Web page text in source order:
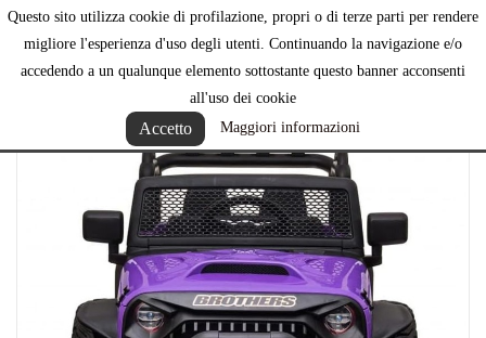
Questo sito utilizza cookie di profilazione, propri o di terze parti per rendere
migliore l'esperienza d'uso degli utenti. Continuando la navigazione e/o
accedendo a un qualunque elemento sottostante questo banner acconsenti
all'uso dei cookie
Accetto Maggiori informazioni
